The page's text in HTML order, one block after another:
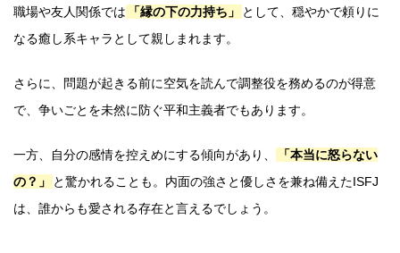
職場や友人関係では 「縁の下の力持ち」
として、穏やかで頼りに
なる癒し系キャラとして親しまれます。
さらに、問題が起きる前に空気を読んで調整役を務めるのが得意
で、争いごとを未然に防ぐ平和主義者でもあります。
一方、自分の感情を控えめにする傾向があり、
「本当に怒らない
の？」
と驚かれることも。内面の強さと優しさを兼ね備えたISFJ
は、誰からも愛される存在と言えるでしょう。